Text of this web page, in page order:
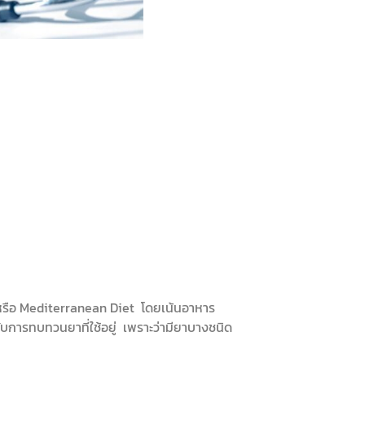
อ Mediterranean Diet โดยเน้นอาหาร
รทบทวนยาที่ใช้อยู่ เพราะว่ามียาบางชนิด